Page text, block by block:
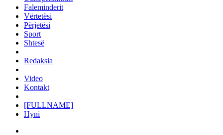
Faleminderit
Vërtetësi
Përjetësi
Sport
Shtesë
Redaksia
Video
Kontakt
[FULLNAME]
Hyni